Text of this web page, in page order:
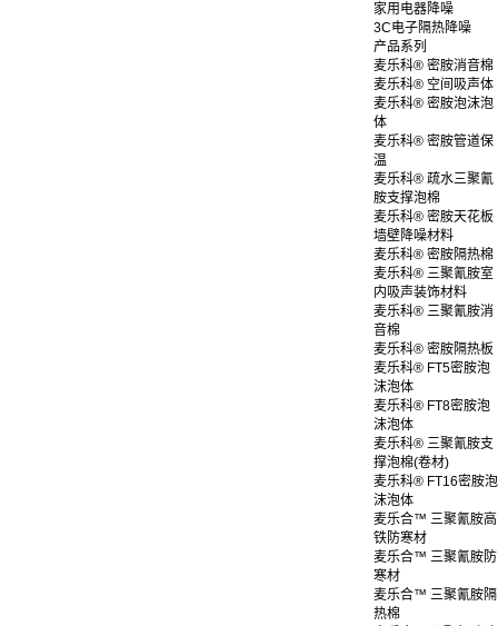
家用电器降噪
3C电子隔热降噪
产品系列
麦乐科® 密胺消音棉
麦乐科® 空间吸声体
麦乐科® 密胺泡沫泡
体
麦乐科® 密胺管道保
温
麦乐科® 疏水三聚氰
胺支撑泡棉
麦乐科® 密胺天花板
墙壁降噪材料
麦乐科® 密胺隔热棉
麦乐科® 三聚氰胺室
内吸声装饰材料
麦乐科® 三聚氰胺消
音棉
麦乐科® 密胺隔热板
麦乐科® FT5密胺泡
沫泡体
麦乐科® FT8密胺泡
沫泡体
麦乐科® 三聚氰胺支
撑泡棉(卷材)
麦乐科® FT16密胺泡
沫泡体
麦乐合™ 三聚氰胺高
铁防寒材
麦乐合™ 三聚氰胺防
寒材
麦乐合™ 三聚氰胺隔
热棉